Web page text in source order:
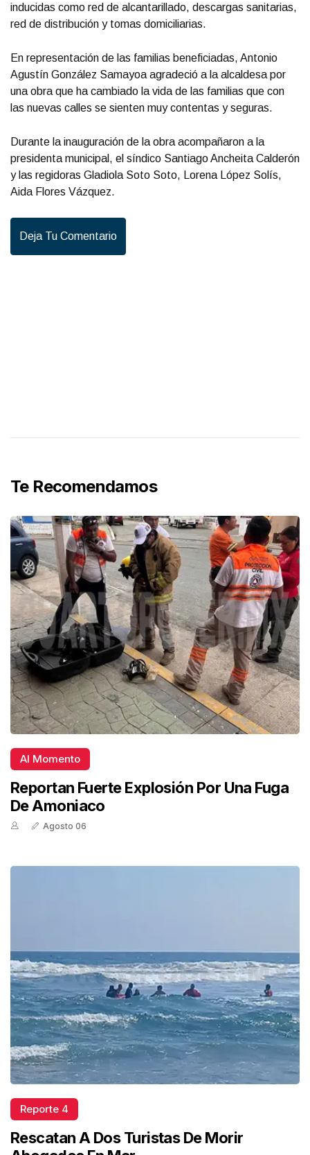
inducidas como red de alcantarillado, descargas sanitarias,
red de distribución y tomas domiciliarias.
En representación de las familias beneficiadas, Antonio
Agustín González Samayoa agradeció a la alcaldesa por
una obra que ha cambiado la vida de las familias que con
las nuevas calles se sienten muy contentas y seguras.
Durante la inauguración de la obra acompañaron a la
presidenta municipal, el síndico Santiago Ancheita Calderón
y las regidoras Gladiola Soto Soto, Lorena López Solís,
Aida Flores Vázquez.
Deja Tu Comentario
Te Recomendamos
Al Momento
Reportan Fuerte Explosión Por Una Fuga
De Amoniaco
Agosto 06
Reporte 4
Rescatan A Dos Turistas De Morir